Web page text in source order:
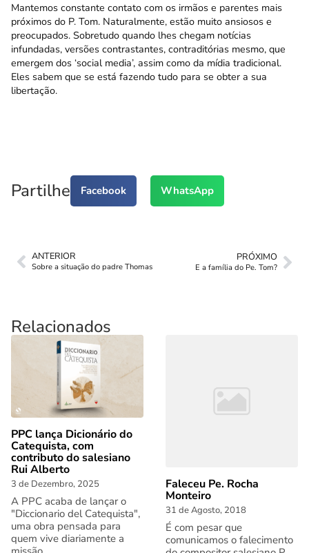
Mantemos constante contato com os irmãos e parentes mais
próximos do P. Tom. Naturalmente, estão muito ansiosos e
preocupados. Sobretudo quando lhes chegam notícias
infundadas, versões contrastantes, contraditórias mesmo, que
emergem dos ‘social media’, assim como da mídia tradicional.
Eles sabem que se está fazendo tudo para se obter a sua
libertação.
Partilhe Facebook WhatsApp
ANTERIOR
Sobre a situação do padre Thomas
PRÓXIMO
E a família do Pe. Tom?
Relacionados
PPC lança Dicionário do
Catequista, com
contributo do salesiano
Rui Alberto
3 de Dezembro, 2025
A PPC acaba de lançar o
"Diccionario del Catequista",
uma obra pensada para
quem vive diariamente a
Faleceu Pe. Rocha
Monteiro
31 de Agosto, 2018
É com pesar que
comunicamos o falecimento